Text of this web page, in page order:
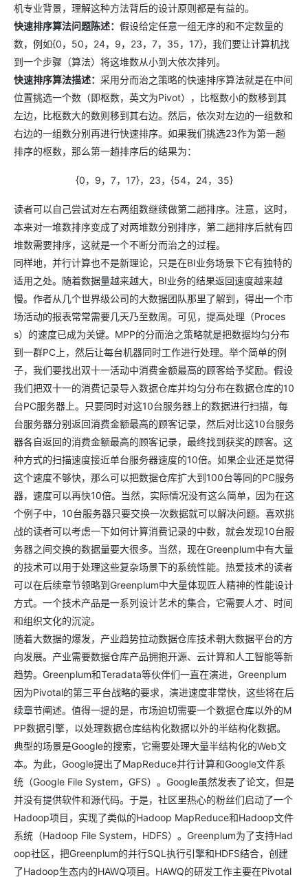
机专业背景，理解这种方法背后的设计原则都是有益的。
快速排序算法问题陈述： 假设给定任意一组无序的和不定数量的
数，例如{0，50，24，9，23，7，35，17}，我们要让计算机找
到一个步骤（算法）将这堆数从小到大依次排列。
快速排序算法描述： 采用分而治之策略的快速排序算法就是在中间
位置挑选一个数（即枢数，英文为Pivot），比枢数小的数移到其
左边，比枢数大的数则移到其右边。然后，依次对左边的一组数和
右边的一组数分别再进行快速排序。如果我们挑选23作为第一趟
排序的枢数，那么第一趟排序后的结果为：
{0，9，7，17}，23，{54，24，35}
读者可以自己尝试对左右两组数继续做第二趟排序。注意，这时，
本来对一堆数排序变成了对两堆数分别排序，第二趟排序后就有四
堆数需要排序，这就是一个不断分而治之的过程。
同样地，并行计算也不是新理论，只是在BI业务场景下它有独特的
适用之处。随着数据量越来越大，BI业务的结果返回速度越来越
慢。作者从几个世界级公司的大数据团队那里了解到，得出一个市
场活动的报表常常需要几天乃至数周。可见，提高处理（Proces
s）的速度已成为关键。MPP的分而治之策略就是把数据均匀分布
到一群PC上，然后让每台机器同时工作进行处理。举个简单的例
子，我们要找出双十一活动中消费金额最高的顾客给予奖励。假设
我们把双十一的消费记录导入数据仓库并均匀分布在数据仓库的10
台PC服务器上。只要同时对这10台服务器上的数据进行扫描，每
台服务器分别返回消费金额最高的顾客记录，然后对比这10台服务
器各自返回的消费金额最高的顾客记录，最终找到获奖的顾客。这
种方式的扫描速度接近单台服务器速度的10倍。如果企业还是觉得
这个速度不够快，那么可以把数据仓库扩大到100台等同的PC服务
器，速度可以再快10倍。当然，实际情况没有这么简单，因为在这
个例子中，10台服务器只要交换一次数据就可以解决问题。喜欢挑
战的读者可以考虑一下如何计算消费记录的中数，就会发现10台服
务器之间交换的数据量要大很多。当然，现在Greenplum中有大量
的技术可以用于处理这些复杂场景下的系统性能。热爱技术的读者
可以在后续章节领略到Greenplum中大量体现匠人精神的性能设计
方式。一个技术产品是一系列设计艺术的集合，它需要人才、时间
和组织文化的沉淀。
随着大数据的爆发，产业趋势拉动数据仓库技术朝大数据平台的方
向发展。产业需要数据仓库产品拥抱开源、云计算和人工智能等新
趋势。Greenplum和Teradata等伙伴们一直在演进，Greenplum
因为Pivotal的第三平台战略的要求，演进速度非常快，这些将在后
续章节阐述。值得一提的是，市场迫切需要一个数据仓库以外的M
PP数据引擎，以处理数据仓库结构化数据以外的半结构化数据。
典型的场景是Google的搜索，它需要处理大量半结构化的Web文
本。为此，Google提出了MapReduce并行计算和Google文件系
统（Google File System，GFS）。Google虽然发表了论文，但是
并没有提供软件和源代码。于是，社区里热心的粉丝们启动了一个
Hadoop项目，实现了类似的Hadoop MapReduce和Hadoop文件
系统（Hadoop File System，HDFS）。Greenplum为了支持Had
oop社区，把Greenplum的并行SQL执行引擎和HDFS结合，创建
了Hadoop生态内的HAWQ项目。HAWQ的研发工作主要在Pivotal